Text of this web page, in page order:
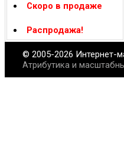
Скоро в продаже
Распродажа!
© 2005-2026 Интернет-
Атрибутика и